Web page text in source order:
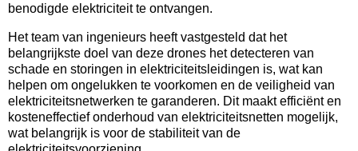
benodigde elektriciteit te ontvangen.
Het team van ingenieurs heeft vastgesteld dat het
belangrijkste doel van deze drones het detecteren van
schade en storingen in elektriciteitsleidingen is, wat kan
helpen om ongelukken te voorkomen en de veiligheid van
elektriciteitsnetwerken te garanderen. Dit maakt efficiënt en
kosteneffectief onderhoud van elektriciteitsnetten mogelijk,
wat belangrijk is voor de stabiliteit van de